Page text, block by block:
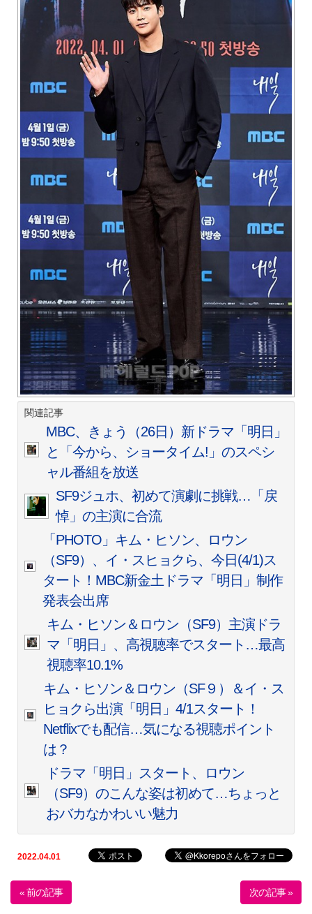
関連記事
MBC、きょう（26日）新ドラマ「明日」
と「今から、ショータイム!」のスペシ
ャル番組を放送
SF9ジュホ、初めて演劇に挑戦…「戻
悼」の主演に合流
「PHOTO」キム・ヒソン、ロウン
（SF9）、イ・スヒョクら、今日(4/1)ス
タート！MBC新金土ドラマ「明日」制作
発表会出席
キム・ヒソン＆ロウン（SF9）主演ドラ
マ「明日」、高視聴率でスタート…最高
視聴率10.1%
キム・ヒソン＆ロウン（SF９）＆イ・ス
ヒョクら出演「明日」4/1スタート！
Netflixでも配信…気になる視聴ポイント
は？
ドラマ「明日」スタート、ロウン
（SF9）のこんな姿は初めて…ちょっと
おバカなかわいい魅力
2022.04.01
« 前の記事 次の記事 »